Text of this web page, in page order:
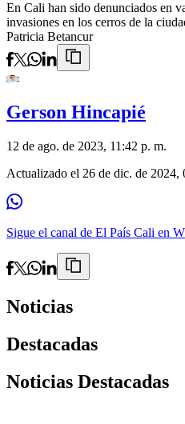
En Cali han sido denunciados en
invasiones en los cerros de la
Patricia Betancur
Gerson Hincapié
12 de ago. de 2023, 11:42 p. m.
Actualizado el 26 de dic. de 2024,
Sigue el canal de El País Cali en
Noticias
Destacadas
Noticias Destacadas